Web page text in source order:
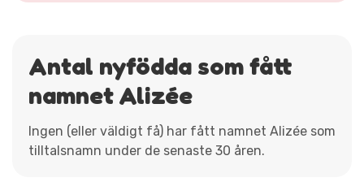
Antal nyfödda som fått
namnet Alizée
Ingen (eller väldigt få) har fått namnet Alizée som
tilltalsnamn under de senaste 30 åren.